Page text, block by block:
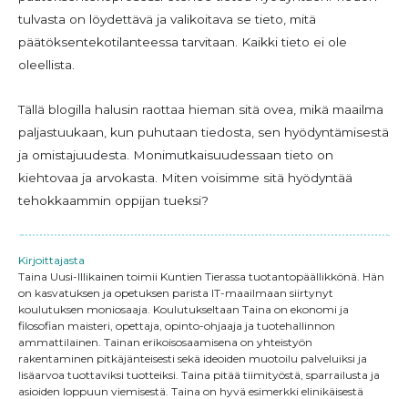
tulvasta on löydettävä ja valikoitava se tieto, mitä
päätöksentekotilanteessa tarvitaan. Kaikki tieto ei ole
oleellista.
Tällä blogilla halusin raottaa hieman sitä ovea, mikä maailma
paljastuukaan, kun puhutaan tiedosta, sen hyödyntämisestä
ja omistajuudesta. Monimutkaisuudessaan tieto on
kiehtovaa ja arvokasta. Miten voisimme sitä hyödyntää
tehokkaammin oppijan tueksi?
Kirjoittajasta
Taina Uusi-Illikainen toimii Kuntien Tierassa tuotantopäällikkönä. Hän
on kasvatuksen ja opetuksen parista IT-maailmaan siirtynyt
koulutuksen moniosaaja. Koulutukseltaan Taina on ekonomi ja
filosofian maisteri, opettaja, opinto-ohjaaja ja tuotehallinnon
ammattilainen. Tainan erikoisosaamisena on yhteistyön
rakentaminen pitkäjänteisesti sekä ideoiden muotoilu palveluiksi ja
lisäarvoa tuottaviksi tuotteiksi. Taina pitää tiimityöstä, sparrailusta ja
asioiden loppuun viemisestä. Taina on hyvä esimerkki elinikäisestä